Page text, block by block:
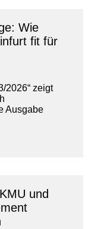
Wie
fit für
2026“ zeigt
Ausgabe
und